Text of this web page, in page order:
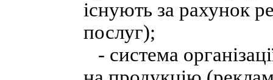
існують за рахунок
послуг);
- система